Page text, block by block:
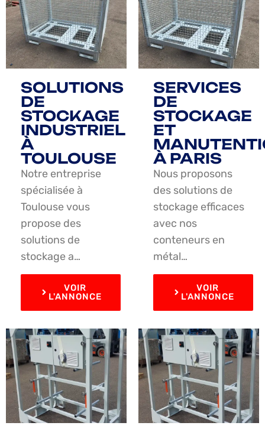
SOLUTIONS
DE
STOCKAGE
INDUSTRIEL
À
TOULOUSE
Notre entreprise
spécialisée à
Toulouse vous
propose des
solutions de
stockage a…
VOIR
L'ANNONCE
SERVICES
DE
STOCKAGE
ET
À PARIS
Nous proposons
des solutions de
stockage efficaces
avec nos
conteneurs en
métal…
VOIR
L'ANNONCE